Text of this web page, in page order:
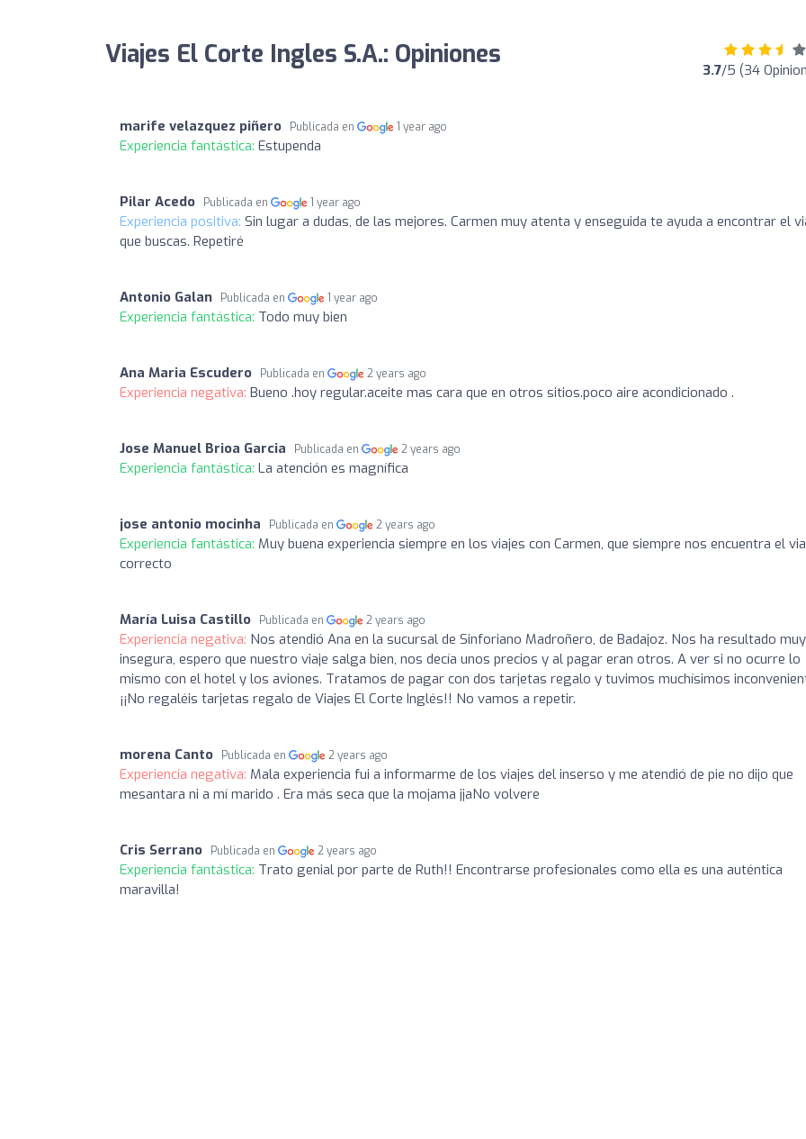
Viajes El Corte Ingles S.A.: Opiniones 3.7/5 (34
marife velazquez piñero Publicada en 1 year ago
Experiencia fantástica: Estupenda
Pilar Acedo Publicada en 1 year ago
Experiencia positiva: Sin lugar a dudas, de las mejores. Carmen muy atenta y enseguida te ayuda a encontrar el
que buscas. Repetiré
Antonio Galan Publicada en 1 year ago
Experiencia fantástica: Todo muy bien
Ana Maria Escudero Publicada en 2 years ago
Experiencia negativa: Bueno .hoy regular.aceite mas cara que en otros sitios.poco aire acondicionado .
Jose Manuel Brioa Garcia Publicada en 2 years ago
Experiencia fantástica: La atención es magnífica
jose antonio mocinha Publicada en 2 years ago
Experiencia fantástica: Muy buena experiencia siempre en los viajes con Carmen, que siempre nos encuentra el
correcto
María Luisa Castillo Publicada en 2 years ago
Experiencia negativa: Nos atendió Ana en la sucursal de Sinforiano Madroñero, de Badajoz. Nos ha resultado muy
insegura, espero que nuestro viaje salga bien, nos decía unos precios y al pagar eran otros. A ver si no ocurre lo
mismo con el hotel y los aviones. Tratamos de pagar con dos tarjetas regalo y tuvimos muchísimos
¡¡No regaléis tarjetas regalo de Viajes El Corte Inglés!! No vamos a repetir.
morena Canto Publicada en 2 years ago
Experiencia negativa: Mala experiencia fui a informarme de los viajes del inserso y me atendió de pie no dijo que
mesantara ni a mí marido . Era más seca que la mojama jjaNo volvere
Cris Serrano Publicada en 2 years ago
Experiencia fantástica: Trato genial por parte de Ruth!! Encontrarse profesionales como ella es una auténtica
maravilla!